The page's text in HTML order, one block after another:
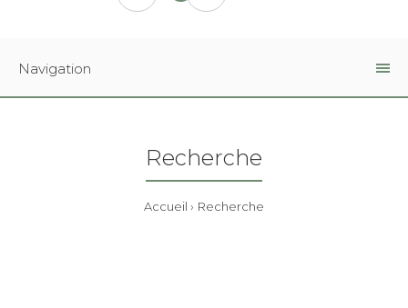
Navigation
Recherche
Accueil Recherche